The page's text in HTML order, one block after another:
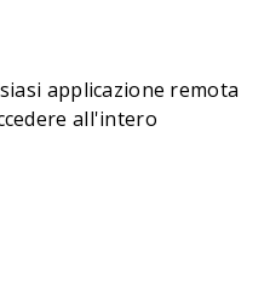
applicazione remota
all'intero